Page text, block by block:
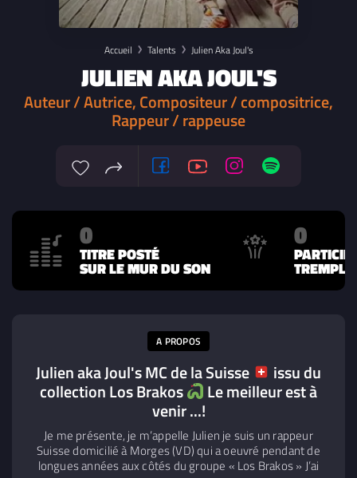
Accueil Talents Julien Aka Joul's
JULIEN AKA JOUL'S
Auteur / Autrice, Compositeur / compositrice,
Rappeur / rappeuse
0
TITRE POSTÉ
SUR LE MUR DU SON
0
A PROPOS
Julien aka Joul's MC de la Suisse issu du
collection Los Brakos Le meilleur est à
venir ...!
Je me présente, je m’appelle Julien je suis un rappeur
Suisse domicilié à Morges (VD) qui a oeuvré pendant de
longues années aux côtés du groupe « Los Brakos » J’ai